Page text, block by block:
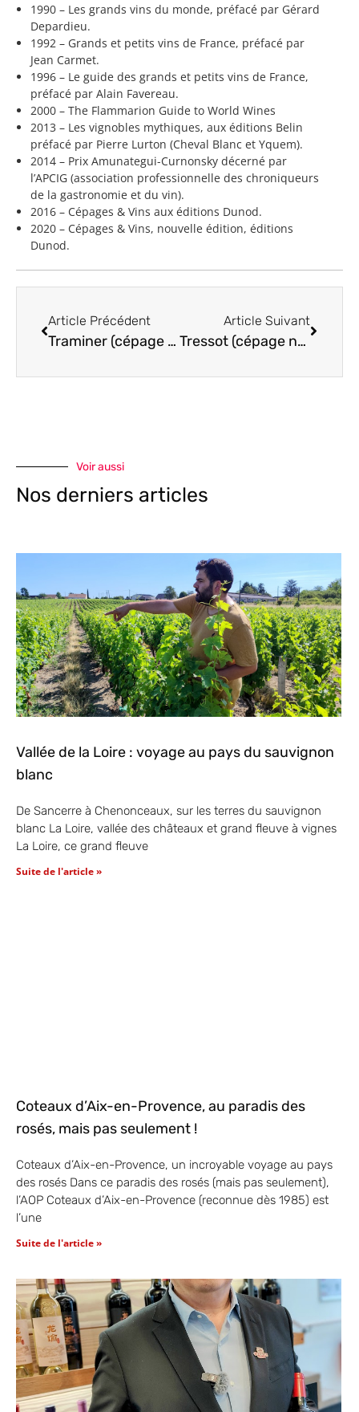
1990 – Les grands vins du monde, préfacé par Gérard
Depardieu.
1992 – Grands et petits vins de France, préfacé par
Jean Carmet.
1996 – Le guide des grands et petits vins de France,
préfacé par Alain Favereau.
2000 – The Flammarion Guide to World Wines
2013 – Les vignobles mythiques, aux éditions Belin
préfacé par Pierre Lurton (Cheval Blanc et Yquem).
2014 – Prix Amunategui-Curnonsky décerné par
l’APCIG (association professionnelle des chroniqueurs
de la gastronomie et du vin).
2016 – Cépages & Vins aux éditions Dunod.
2020 – Cépages & Vins, nouvelle édition, éditions
Dunod.
Article Précédent
Traminer (cépage savagnin rosé) cépage d’Alsace
Article Suivant
Tressot (cépage noir) Bourgogne
Voir aussi
Nos derniers articles
Vallée de la Loire : voyage au pays du sauvignon
blanc
De Sancerre à Chenonceaux, sur les terres du sauvignon
blanc La Loire, vallée des châteaux et grand fleuve à vignes
La Loire, ce grand fleuve
Suite de l'article »
Coteaux d’Aix-en-Provence, au paradis des
rosés, mais pas seulement !
Coteaux d’Aix-en-Provence, un incroyable voyage au pays
des rosés Dans ce paradis des rosés (mais pas seulement),
l’AOP Coteaux d’Aix-en-Provence (reconnue dès 1985) est
l’une
Suite de l'article »